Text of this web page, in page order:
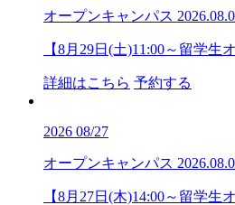
オープンキャンパス
【8月29日(土)11:00～留学生
詳細はこちら 予約する
2026 08/27
オープンキャンパス
【8月27日(木)14:00～留学生